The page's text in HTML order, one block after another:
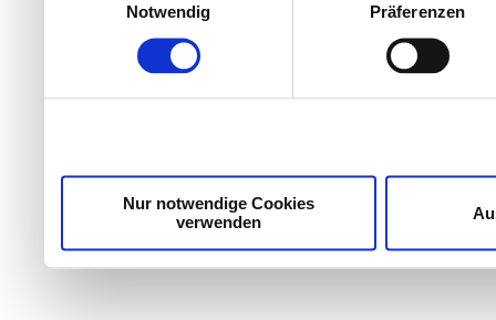
Wir verwenden Cookies, um Inhalte und Anzeigen zu
die Zugriffe auf unsere Website zu analysieren.
Dienste gesammelt haben.
Notwendig
Präferenzen
Nur notwendige Cookies
verwenden